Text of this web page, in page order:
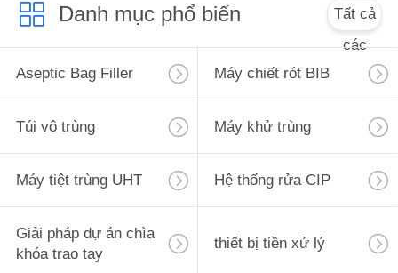
PRIVACY
POLICY
Danh mục phổ biến
Tất cả
các
Aseptic Bag Filler
Máy chiết rót BIB
Túi vô trùng Máy khử trùng
Máy tiệt trùng UHT Hệ thống rửa CIP
Giải pháp dự án chìa
khóa trao tay
thiết bị tiền xử lý